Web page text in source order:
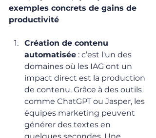
exemples concrets de gains de
productivité
Création de contenu
automatisée : c’est l'un des
domaines où les IAG ont un
impact direct est la production
de contenu. Grâce à des outils
comme ChatGPT ou Jasper, les
équipes marketing peuvent
générer des textes en